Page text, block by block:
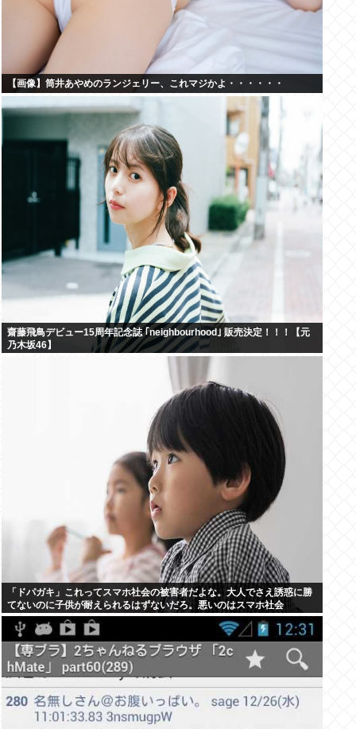
【画像】筒井あやめのランジェリー、これマジかよ・・・・・・
齋藤飛鳥デビュー15周年記念誌 ｢neighbourhood｣ 販売決定！！！【元
乃木坂46】
「ドパガキ」これってスマホ社会の被害者だよな。大人でさえ誘惑に勝
てないのに子供が耐えられるはずないだろ。悪いのはスマホ社会